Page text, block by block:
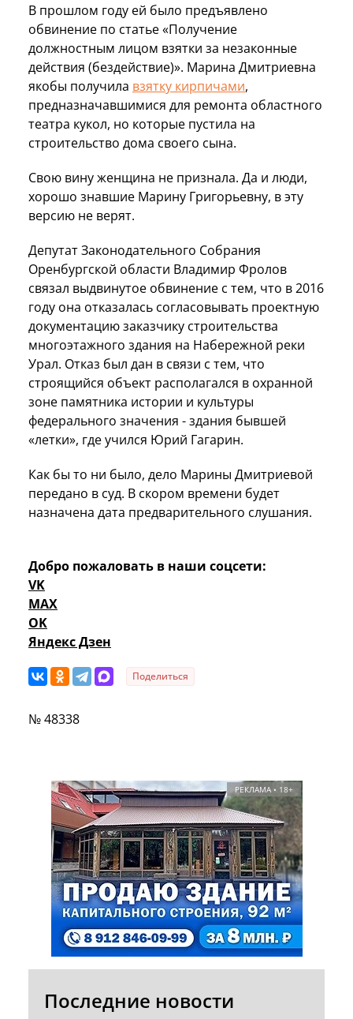
В прошлом году ей было предъявлено
обвинение по статье «Получение
должностным лицом взятки за незаконные
действия (бездействие)». Марина Дмитриевна
якобы получила взятку кирпичами,
предназначавшимися для ремонта областного
театра кукол, но которые пустила на
строительство дома своего сына.
Свою вину женщина не признала. Да и люди,
хорошо знавшие Марину Григорьевну, в эту
версию не верят.
Депутат Законодательного Собрания
Оренбургской области Владимир Фролов
связал выдвинутое обвинение с тем, что в 2016
году она отказалась согласовывать проектную
документацию заказчику строительства
многоэтажного здания на Набережной реки
Урал. Отказ был дан в связи с тем, что
строящийся объект располагался в охранной
зоне памятника истории и культуры
федерального значения - здания бывшей
«летки», где учился Юрий Гагарин.
Как бы то ни было, дело Марины Дмитриевой
передано в суд. В скором времени будет
назначена дата предварительного слушания.
Добро пожаловать в наши соцсети:
VK
MAX
OK
Яндекс Дзен
Поделиться
№ 48338
РЕКЛАМА • 18+
Последние новости